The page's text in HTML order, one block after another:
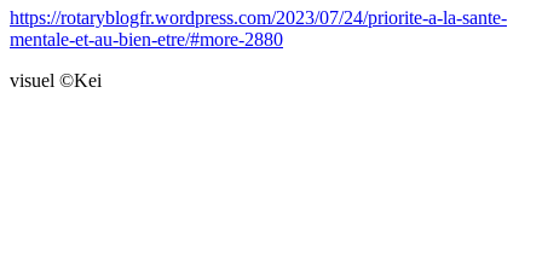
https://rotaryblogfr.wordpress.com/2023/07/24/priorite-a-la-sante-
mentale-et-au-bien-etre/#more-2880
visuel ©Kei